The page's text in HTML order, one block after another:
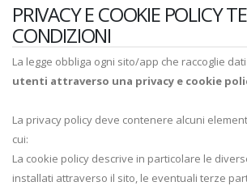
PRIVACY E COOKIE POLICY
CONDIZIONI
La legge obbliga ogni sito/app che raccoglie
utenti attraverso una privacy e cookie
La privacy policy deve contenere alcuni
cui:
La cookie policy descrive in particolare le
installati attraverso il sito, le eventuali terze